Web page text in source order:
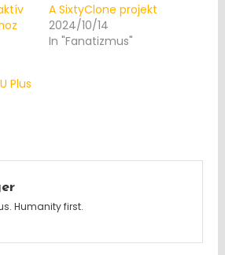
A SixtyClone projekt
2024/10/14
In "Fanatizmus"
Plus
Humanity first.